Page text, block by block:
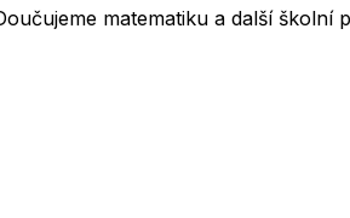
matematiku a další školní